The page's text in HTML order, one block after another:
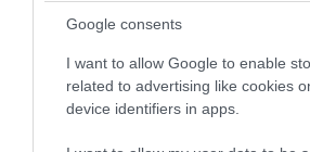
Google consents
I want to allow Google to enable
related to advertising like cookies
device identifiers in apps.
«Επιχείρηση ελεύθερα
Αθήνα: Απομακρύνθηκαν
αντικείμενα από